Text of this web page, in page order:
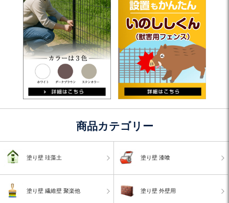
商品カテゴリー
塗り壁 珪藻土 塗り壁 漆喰
塗り壁 繊維壁 聚楽他 塗り壁 外壁用